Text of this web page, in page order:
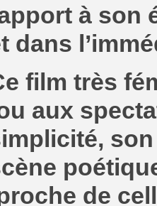
à son
dans
film très
aux
de